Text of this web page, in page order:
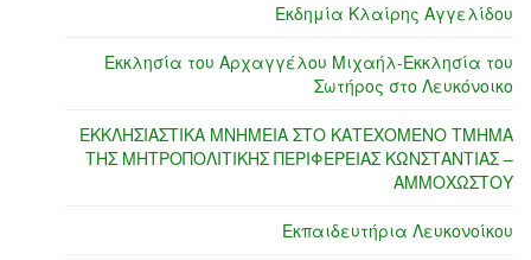
Εκδημία Κλαίρης Αγγελίδου
Εκκλησία του Αρχαγγέλου Μιχαήλ-Εκκλησία του
Σωτήρος στο Λευκόνοικο
ΕΚΚΛΗΣΙΑΣΤΙΚΑ ΜΝΗΜΕΙΑ ΣΤΟ ΚΑΤΕΧΟΜΕΝΟ ΤΜΗΜΑ
ΤΗΣ ΜΗΤΡΟΠΟΛΙΤΙΚΗΣ ΠΕΡΙΦΕΡΕΙΑΣ ΚΩΝΣΤΑΝΤΙΑΣ –
ΑΜΜΟΧΩΣΤΟΥ
Εκπαιδευτήρια Λευκονοίκου